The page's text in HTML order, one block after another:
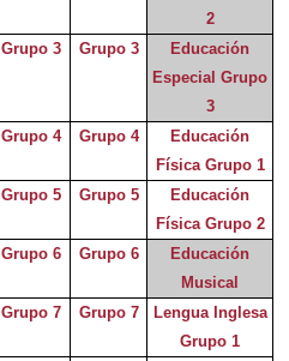
2
Grupo 3 Grupo 3
Educación
Especial Grupo
3
Grupo 4 Grupo 4
Educación
Física Grupo 1
Grupo 5 Grupo 5
Educación
Física Grupo 2
Grupo 6 Grupo 6
Educación
Musical
Grupo 7 Grupo 7
Lengua Inglesa
Grupo 1